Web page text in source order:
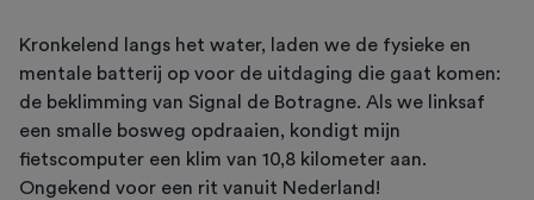
Kronkelend langs het water, laden we de fysieke en
mentale batterij op voor de uitdaging die gaat komen:
de beklimming van Signal de Botragne. Als we linksaf
een smalle bosweg opdraaien, kondigt mijn
fietscomputer een klim van 10,8 kilometer aan.
Ongekend voor een rit vanuit Nederland!